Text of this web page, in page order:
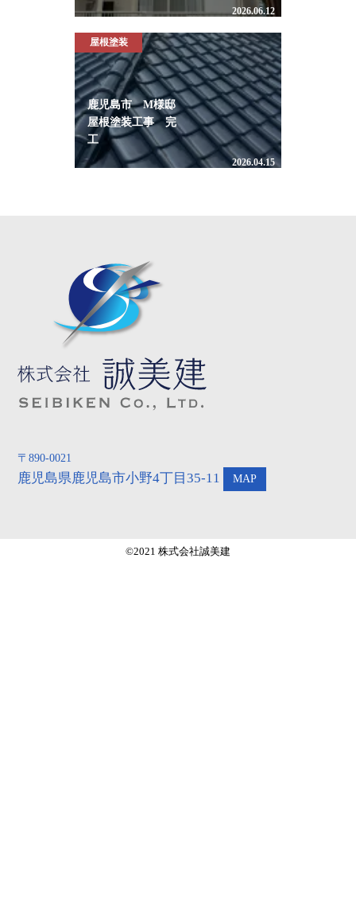
2026.06.12
屋根塗装
鹿児島市 M様邸
屋根塗装工事 完
工
2026.04.15
〒890-0021
鹿児島県鹿児島市小野4丁目35-11 MAP
©2021 株式会社誠美建